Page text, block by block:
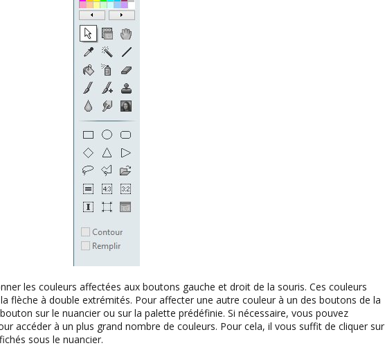
les couleurs affectées aux boutons gauche et droit de la souris. Ces couleurs
flèche à double extrémités. Pour affecter une autre couleur à un des boutons de la
sur le nuancier ou sur la palette prédéfinie. Si nécessaire, vous pouvez
accéder à un plus grand nombre de couleurs. Pour cela, il vous suffit de cliquer sur
sous le nuancier.